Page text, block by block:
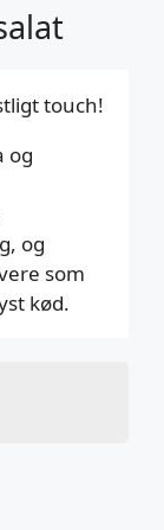
touch!
og
og
som
kød.